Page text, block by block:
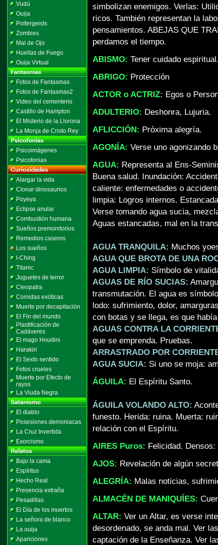
Vudú
Ouija
Poltergeists
Zombies
Mal de Ojo
Huellas de Fuego
Ouija Virtual
Fotos de Fantasmas
Fotos de Fantasmas2
Video del cementerio
Castillo de Hampton
El Misterio de la Llorona
La Monja de Cristo Rey
Psicoimágenes
Psicofonias
Alargar la vida
Clonar dinosaurios
Poyeya
Eclipse anular
Combustión humana
Sueños premonitorios
Remedios caseros
Los sueños
I-Ching
Titanic
Juguetes de terror
Cleopatra
Comidas exóticas
Muerte por decapitación
El Fin del mundo
Plastificación de
Cadáveres
El mago Houdini
Harakiri
El Sexto sentido
Fotos crueles
Muerte por Efecto de
rayos
La Viuda Negra
El diablo
Posesiones demoniacas
La Cruz Invertida
Exorcismo
Bajo la cama
Espíritus
Hecho Real
Presencia extraña
Pesadillas
El Día de los muertos
La señora de blanco
La ouija
Apariciones
simbolizan enemigos. Verlas:
ricos. También representan la
pensamientos. ABEJAS QUE
perdamos el tiempo.
ABISMO: Tener cuidado
ABRIGO: Protección
ACTOR o ACTRIZ: Egos o
ADULTERIO: Deshonra, Lujuria.
AFLICCIÓN: Próxima alegría.
AGONÍA: Verse uno agonizando
AGUA: Representa al Ens-
Buena salud. Inundación:
caliente: enfermedades o
limpia: Logros internos.
Verse tomando agua sucia,
Aguas estancadas, mal en la
AGUA TRANQUILA: Muchos
AGUA QUE BROTA DE UNA
AGUA LIMPIA: Símbolo de
AGUAS DE RÍO SUCIAS:
transmutación. El agua es
lodo: sufrimiento, dolor,
con botas y se llega, es que
AGUAS CONTRA LA
que se emprenda. Pruebas.
ARRASTRADO POR
AGUA SUCIA: Si uno se moja:
ÁGUILA: El Espíritu Santo.
ÁGUILA VOLANDO ALTO:
funesto. Herida: ruina. Muerta:
relación con el Espíritu.
AIRES Puros: Felicidad.
AJOS: Revelación de algún
ALEGRÍA: Malas noticias,
ALMACÉN DE MANIQUÍES:
ALTAR: Ver un Altar, es verse
desordenado, se anda mal. Ver
captación de la Enseñanza. Ver